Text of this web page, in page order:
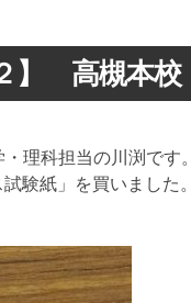
】 高槻本校
理科担当の川渕です。
験紙」を買いました。